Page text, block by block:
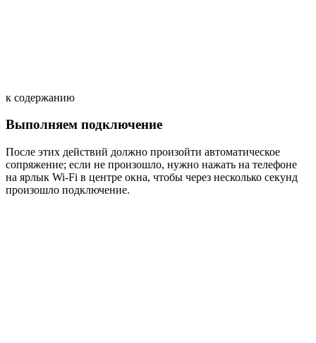
к содержанию
Выполняем подключение
После этих действий должно произойти автоматическое
сопряжение; если не произошло, нужно нажать на телефоне
на ярлык Wi-Fi в центре окна, чтобы через несколько секунд
произошло подключение.